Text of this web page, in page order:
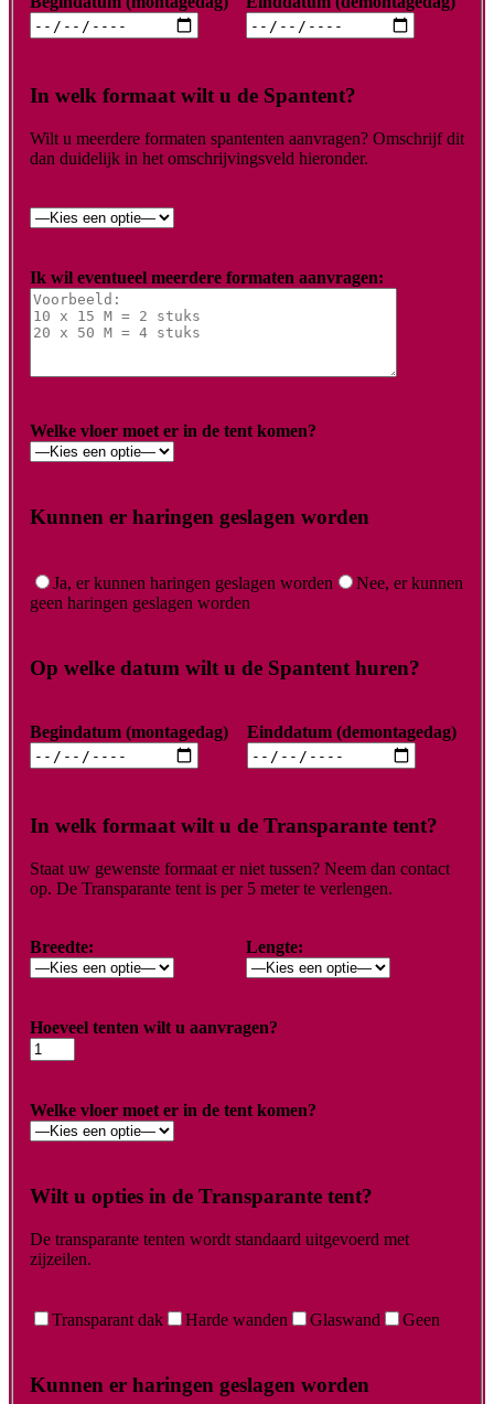
In welk formaat wilt u de Spantent?
Wilt u meerdere formaten spantenten aanvragen? Omschrijf dit
dan duidelijk in het omschrijvingsveld hieronder.
Ik wil eventueel meerdere formaten aanvragen:
Welke vloer moet er in de tent komen?
Kunnen er haringen geslagen worden
Ja, er kunnen haringen geslagen worden
Nee, er kunnen
geen haringen geslagen worden
Op welke datum wilt u de Spantent huren?
Begindatum (montagedag) Einddatum (demontagedag)
In welk formaat wilt u de Transparante tent?
Staat uw gewenste formaat er niet tussen? Neem dan contact
op. De Transparante tent is per 5 meter te verlengen.
Breedte: Lengte:
Hoeveel tenten wilt u aanvragen?
Welke vloer moet er in de tent komen?
Wilt u opties in de Transparante tent?
De transparante tenten wordt standaard uitgevoerd met
zijzeilen.
Transparant dak Harde wanden Glaswand Geen
Kunnen er haringen geslagen worden